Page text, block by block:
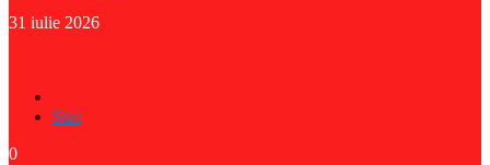
31 iulie 2026
Stiri
0